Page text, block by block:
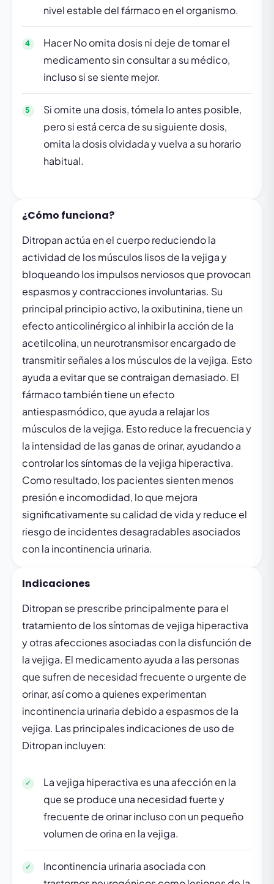
nivel estable del fármaco en el organismo.
Hacer No omita dosis ni deje de tomar el
medicamento sin consultar a su médico,
incluso si se siente mejor.
Si omite una dosis, tómela lo antes posible,
pero si está cerca de su siguiente dosis,
omita la dosis olvidada y vuelva a su horario
habitual.
¿Cómo funciona?
Ditropan actúa en el cuerpo reduciendo la
actividad de los músculos lisos de la vejiga y
bloqueando los impulsos nerviosos que provocan
espasmos y contracciones involuntarias. Su
principal principio activo, la oxibutinina, tiene un
efecto anticolinérgico al inhibir la acción de la
acetilcolina, un neurotransmisor encargado de
transmitir señales a los músculos de la vejiga. Esto
ayuda a evitar que se contraigan demasiado. El
fármaco también tiene un efecto
antiespasmódico, que ayuda a relajar los
músculos de la vejiga. Esto reduce la frecuencia y
la intensidad de las ganas de orinar, ayudando a
controlar los síntomas de la vejiga hiperactiva.
Como resultado, los pacientes sienten menos
presión e incomodidad, lo que mejora
significativamente su calidad de vida y reduce el
riesgo de incidentes desagradables asociados
con la incontinencia urinaria.
Indicaciones
Ditropan se prescribe principalmente para el
tratamiento de los síntomas de vejiga hiperactiva
y otras afecciones asociadas con la disfunción de
la vejiga. El medicamento ayuda a las personas
que sufren de necesidad frecuente o urgente de
orinar, así como a quienes experimentan
incontinencia urinaria debido a espasmos de la
vejiga. Las principales indicaciones de uso de
Ditropan incluyen:
La vejiga hiperactiva es una afección en la
que se produce una necesidad fuerte y
frecuente de orinar incluso con un pequeño
volumen de orina en la vejiga.
Incontinencia urinaria asociada con